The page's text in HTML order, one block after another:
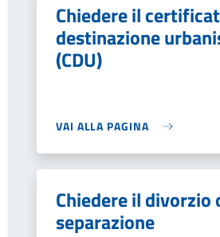
Chiedere il
destinazione
(CDU)
VAI ALLA PAGINA
Chiedere il divorzio
separazione